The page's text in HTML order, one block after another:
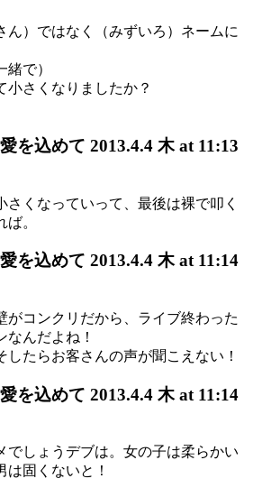
ん）ではなく（みずいろ）ネームに
緒で）
小さくなりましたか？
を込めて 2013.4.4 木 at 11:13
さくなっていって、最後は裸で叩く
。
を込めて 2013.4.4 木 at 11:14
がコンクリだから、ライブ終わった
なんだよね！
たらお客さんの声が聞こえない！
を込めて 2013.4.4 木 at 11:14
でしょうデブは。女の子は柔らかい
は固くないと！